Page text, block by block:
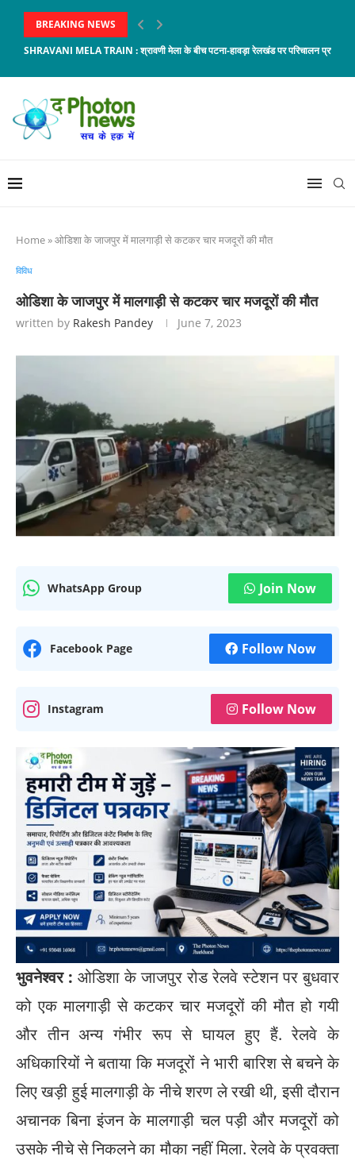
BREAKING NEWS
SHRAVANI MELA TRAIN : श्रावणी मेला के बीच पटना-हावड़ा रेलखंड पर परिचालन
Home»ओडिशा के जाजपुर में मालगाड़ी से कटकर चार मजदूरों की मौत
विविध
ओडिशा के जाजपुर में मालगाड़ी से कटकर चार मजदूरों की मौत
written by Rakesh Pandey June 7, 2023
WhatsApp Group Join Now
Facebook Page Follow Now
Instagram Follow Now
भुवनेश्वर : ओडिशा के जाजपुर रोड रेलवे स्टेशन पर बुधवार
को एक मालगाड़ी से कटकर चार मजदूरों की मौत हो गयी
और तीन अन्य गंभीर रूप से घायल हुए हैं. रेलवे के
अधिकारियों ने बताया कि मजदूरों ने भारी बारिश से बचने के
लिए खड़ी हुई मालगाड़ी के नीचे शरण ले रखी थी, इसी दौरान
अचानक बिना इंजन के मालगाड़ी चल पड़ी और मजदूरों को
उसके नीचे से निकलने का मौका नहीं मिला. रेलवे के प्रवक्ता